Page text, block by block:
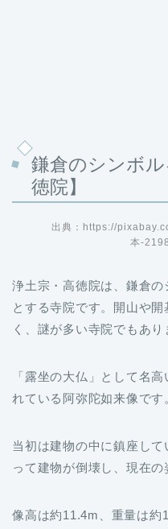
鎌倉のシンボ
徳院】
出典：https://
本-
浄土宗・高徳院は、鎌倉
とする寺院です。開山や
く、謎が多い寺院でもあり
「露坐の大仏」として名
れている阿弥陀如来像です
当初は建物の中に鎮座し
って建物が倒壊し、現在の
像高は約11.4m、重量は約